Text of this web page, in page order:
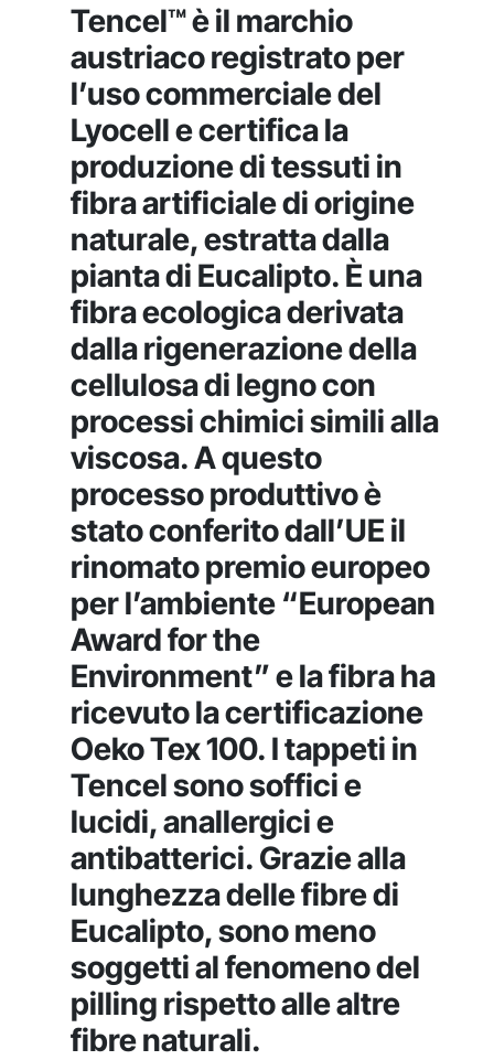
Tencel™ è il marchio
austriaco registrato per
l’uso commerciale del
Lyocell e certifica la
produzione di tessuti in
fibra artificiale di origine
naturale, estratta dalla
pianta di Eucalipto. È una
fibra ecologica derivata
dalla rigenerazione della
cellulosa di legno con
processi chimici simili alla
viscosa. A questo
processo produttivo è
stato conferito dall’UE il
rinomato premio europeo
per l’ambiente “European
Award for the
Environment” e la fibra ha
ricevuto la certificazione
Oeko Tex 100. I tappeti in
Tencel sono soffici e
lucidi, anallergici e
antibatterici. Grazie alla
lunghezza delle fibre di
Eucalipto, sono meno
soggetti al fenomeno del
pilling rispetto alle altre
fibre naturali.